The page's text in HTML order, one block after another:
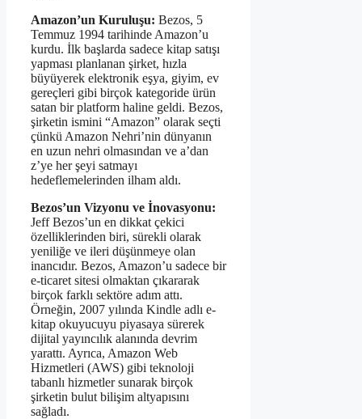
Amazon’un Kuruluşu: Bezos, 5
Temmuz 1994 tarihinde Amazon’u
kurdu. İlk başlarda sadece kitap satışı
yapması planlanan şirket, hızla
büyüyerek elektronik eşya, giyim, ev
gereçleri gibi birçok kategoride ürün
satan bir platform haline geldi. Bezos,
şirketin ismini “Amazon” olarak seçti
çünkü Amazon Nehri’nin dünyanın
en uzun nehri olmasından ve a’dan
z’ye her şeyi satmayı
hedeflemelerinden ilham aldı.
Bezos’un Vizyonu ve İnovasyonu:
Jeff Bezos’un en dikkat çekici
özelliklerinden biri, sürekli olarak
yeniliğe ve ileri düşünmeye olan
inancıdır. Bezos, Amazon’u sadece bir
e-ticaret sitesi olmaktan çıkararak
birçok farklı sektöre adım attı.
Örneğin, 2007 yılında Kindle adlı e-
kitap okuyucuyu piyasaya sürerek
dijital yayıncılık alanında devrim
yarattı. Ayrıca, Amazon Web
Hizmetleri (AWS) gibi teknoloji
tabanlı hizmetler sunarak birçok
şirketin bulut bilişim altyapısını
sağladı.